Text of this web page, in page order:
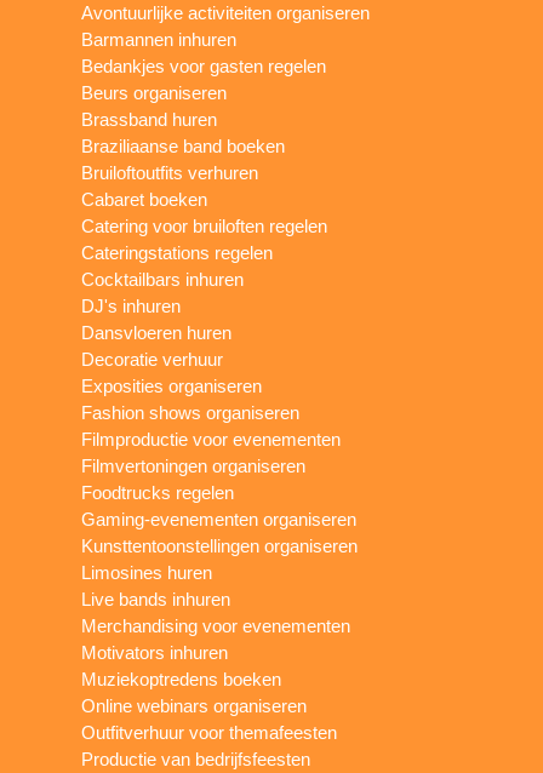
Avontuurlijke activiteiten organiseren
Barmannen inhuren
Bedankjes voor gasten regelen
Beurs organiseren
Brassband huren
Braziliaanse band boeken
Bruiloftoutfits verhuren
Cabaret boeken
Catering voor bruiloften regelen
Cateringstations regelen
Cocktailbars inhuren
DJ's inhuren
Dansvloeren huren
Decoratie verhuur
Exposities organiseren
Fashion shows organiseren
Filmproductie voor evenementen
Filmvertoningen organiseren
Foodtrucks regelen
Gaming-evenementen organiseren
Kunsttentoonstellingen organiseren
Limosines huren
Live bands inhuren
Merchandising voor evenementen
Motivators inhuren
Muziekoptredens boeken
Online webinars organiseren
Outfitverhuur voor themafeesten
Productie van bedrijfsfeesten